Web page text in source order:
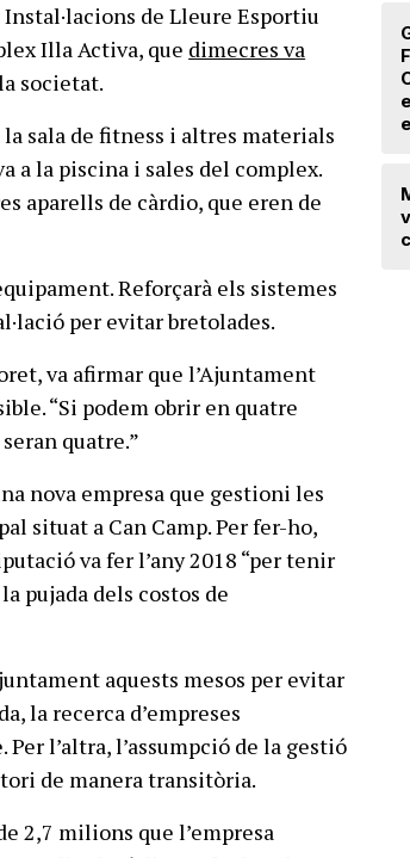
de Lleure Esportiu
Illa Activa, que dimecres va
societat.
sala de fitness i altres materials
a la piscina i sales del complex.
aparells de càrdio, que eren de
Reforçarà els sistemes
per evitar bretolades.
va afirmar que l’Ajuntament
“Si podem obrir en quatre
quatre.”
nova empresa que gestioni les
situat a Can Camp. Per fer-ho,
va fer l’any 2018 “per tenir
pujada dels costos de
aquests mesos per evitar
la recerca d’empreses
l’altra, l’assumpció de la gestió
de manera transitòria.
2,7 milions que l’empresa